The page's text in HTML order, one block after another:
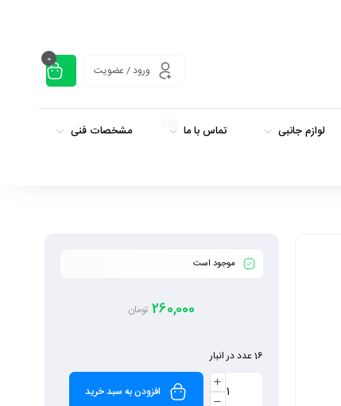
ورود / عضویت
0
لوازم جانبی تماس با ما
مشخصات فنی
موجود است
260,000 تومان
16 عدد در انبار
افزودن به سبد خرید